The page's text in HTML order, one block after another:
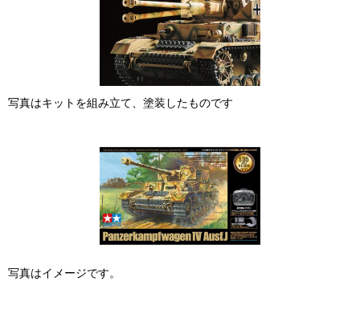
写真はキットを組み立て、塗装したものです
写真はイメージです。